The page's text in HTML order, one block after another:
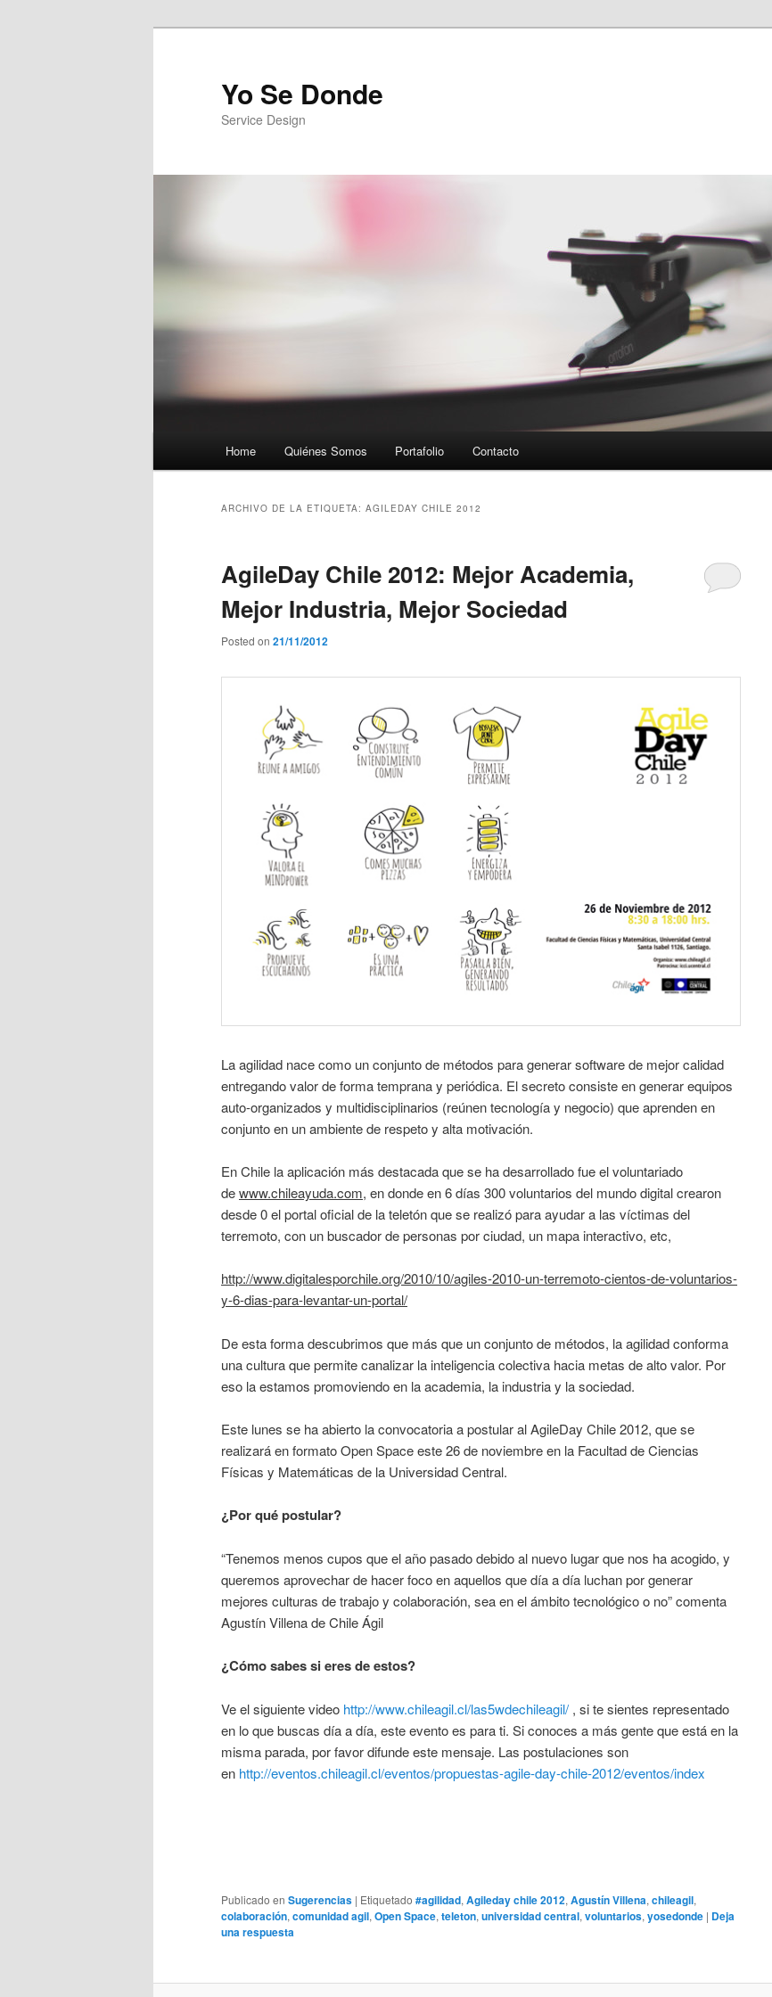
Yo Se Donde
Service Design
Ir al contenido principal
Ir al contenido secundario
Home Quiénes Somos Portafolio Contacto
ARCHIVO DE LA ETIQUETA: AGILEDAY CHILE 2012
AgileDay Chile 2012: Mejor Academia,
Mejor Industria, Mejor Sociedad
Posted on 21/11/2012
La agilidad nace como un conjunto de métodos para generar software de mejor calidad
entregando valor de forma temprana y periódica. El secreto consiste en generar equipos
auto-organizados y multidisciplinarios (reúnen tecnología y negocio) que aprenden en
conjunto en un ambiente de respeto y alta motivación.
En Chile la aplicación más destacada que se ha desarrollado fue el voluntariado
dewww.chileayuda.com, en donde en 6 días 300 voluntarios del mundo digital crearon
desde 0 el portal oficial de la teletón que se realizó para ayudar a las víctimas del
terremoto, con un buscador de personas por ciudad, un mapa interactivo, etc,
http://www.digitalesporchile.org/2010/10/agiles-2010-un-terremoto-cientos-de-voluntarios-
y-6-dias-para-levantar-un-portal/
De esta forma descubrimos que más que un conjunto de métodos, la agilidad conforma
una cultura que permite canalizar la inteligencia colectiva hacia metas de alto valor. Por
eso la estamos promoviendo en la academia, la industria y la sociedad.
Este lunes se ha abierto la convocatoria a postular al AgileDay Chile 2012, que se
realizará en formato Open Space este 26 de noviembre en la Facultad de Ciencias
Físicas y Matemáticas de la Universidad Central.
¿Por qué postular?
“Tenemos menos cupos que el año pasado debido al nuevo lugar que nos ha acogido, y
queremos aprovechar de hacer foco en aquellos que día a día luchan por generar
mejores culturas de trabajo y colaboración, sea en el ámbito tecnológico o no” comenta
Agustín Villena de Chile Ágil
¿Cómo sabes si eres de estos?
Ve el siguiente video http://www.chileagil.cl/las5wdechileagil/ , si te sientes representado
en lo que buscas día a día, este evento es para ti. Si conoces a más gente que está en la
misma parada, por favor difunde este mensaje. Las postulaciones son
en http://eventos.chileagil.cl/eventos/propuestas-agile-day-chile-2012/eventos/index
Publicado en Sugerencias | Etiquetado #agilidad, Agileday chile 2012, Agustín Villena, chileagil,
colaboración, comunidad agil, Open Space, teleton, universidad central, voluntarios, yosedonde | Deja
una respuesta